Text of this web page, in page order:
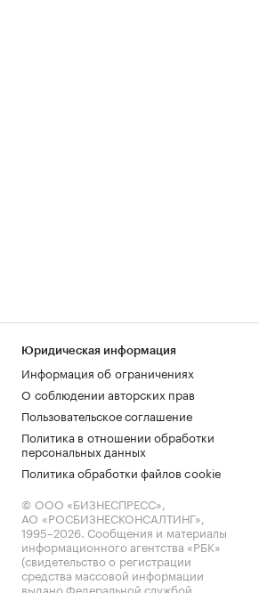
Юридическая информация
Информация об ограничениях
О соблюдении авторских прав
Пользовательское соглашение
Политика в отношении обработки
персональных данных
Политика обработки файлов cookie
© ООО «БИЗНЕСПРЕСС»,
АО «РОСБИЗНЕСКОНСАЛТИНГ»,
1995–2026. Сообщения и материалы
информационного агентства «РБК»
(свидетельство о регистрации
средства массовой информации
выдано Федеральной службой